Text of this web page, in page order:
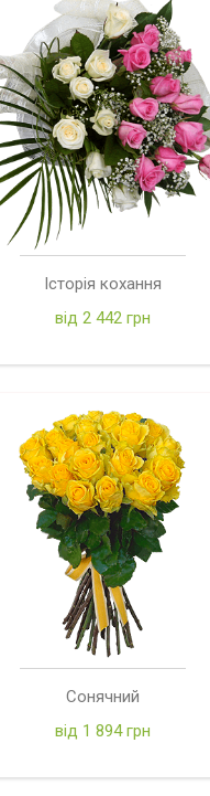
Історія кохання
від 2 442 грн
Сонячний
від 1 894 грн